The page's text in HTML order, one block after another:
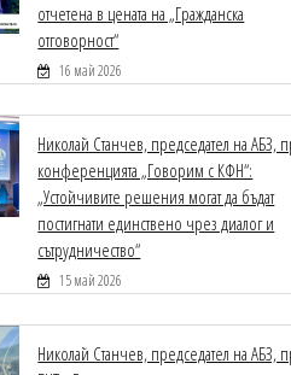
отчетена в цената на „Гражданска
отговорност“
16 май 2026
Николай Станчев, председател на АБЗ,
конференцията „Говорим с КФН“:
„Устойчивите решения могат да бъдат
постигнати единствено чрез диалог и
сътрудничество“
15 май 2026
Николай Станчев, председател на АБЗ,